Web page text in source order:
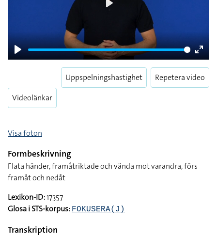
Play
Enter
Videolänkar
Uppspelningshastighet Repetera video
Visa foton
Formbeskrivning
Flata händer, framåtriktade och vända mot varandra, förs
framåt och nedåt
Lexikon-ID:17357
Glosa i STS-korpus: FOKUSERA(J)
Transkription